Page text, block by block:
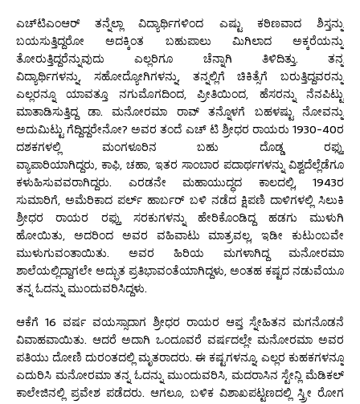
ಎಚ್‌ಟಿ‌ಎಂ‌ಆರ್ ತನ್ನೆಲ್ಲಾ ವಿದ್ಯಾರ್ಥಿಗಳಿಂದ ಎಷ್ಟು ಕಠಿಣವಾದ ಶಿಸ್ತನ್ನು
ಬಯಸುತ್ತಿದ್ದರೋ ಅದಕ್ಕಿಂತ ಬಹುಪಾಲು ಮಿಗಿಲಾದ ಅಕ್ಕರೆಯನ್ನು
ತೋರುತ್ತಿದ್ದರೆನ್ನುವುದು ಎಲ್ಲರಿಗೂ ಚೆನ್ನಾಗಿ ತಿಳಿದಿತ್ತು. ತನ್ನ
ವಿದ್ಯಾರ್ಥಿಗಳನ್ನು, ಸಹೋದ್ಯೋಗಿಗಳನ್ನು, ತನ್ನಲ್ಲಿಗೆ ಚಿಕಿತ್ಸೆಗೆ ಬರುತ್ತಿದ್ದವರನ್ನು
ಎಲ್ಲರನ್ನೂ ಯಾವತ್ತೂ ನಗುಮೊಗದಿಂದ, ಪ್ರೀತಿಯಿಂದ, ಹೆಸರನ್ನು ನೆನಪಿಟ್ಟು
ಮಾತಾಡಿಸುತ್ತಿದ್ದ ಡಾ. ಮನೋರಮಾ ರಾವ್ ತನ್ನೊಳಗೆ ಬಹಳಷ್ಟು ನೋವನ್ನು
ಅದುಮಿಟ್ಟು ಗೆದ್ದಿದ್ದರೇನೋ? ಅವರ ತಂದೆ ಎಚ್ ಟಿ ಶ್ರೀಧರ ರಾಯರು 1930-40ರ
ದಶಕಗಳಲ್ಲಿ ಮಂಗಳೂರಿನ ಬಹು ದೊಡ್ಡ ರಫ್ತು
ವ್ಯಾಪಾರಿಯಾಗಿದ್ದರು, ಕಾಫಿ, ಚಹಾ, ಇತರ ಸಾಂಬಾರ ಪದಾರ್ಥಗಳನ್ನು ವಿಶ್ವದೆಲ್ಲೆಡೆಗೂ
ಕಳುಹಿಸುವವರಾಗಿದ್ದರು. ಎರಡನೇ ಮಹಾಯುದ್ಧದ ಕಾಲದಲ್ಲಿ, 1943ರ
ಸುಮಾರಿಗೆ, ಅಮೆರಿಕಾದ ಪರ್ಲ್ ಹಾರ್ಬರ್ ಬಳಿ ನಡೆದ ಕ್ಷಿಪಣಿ ದಾಳಿಗಳಲ್ಲಿ ಸಿಲುಕಿ
ಶ್ರೀಧರ ರಾಯರ ರಫ್ತು ಸರಕುಗಳನ್ನು ಹೇರಿಕೊಂಡಿದ್ದ ಹಡಗು ಮುಳುಗಿ
ಹೋಯಿತು, ಅದರಿಂದ ಅವರ ವಹಿವಾಟು ಮಾತ್ರವಲ್ಲ, ಇಡೀ ಕುಟುಂಬವೇ
ಮುಳುಗುವಂತಾಯಿತು. ಅವರ ಹಿರಿಯ ಮಗಳಾಗಿದ್ದ ಮನೋರಮಾ
ಶಾಲೆಯಲ್ಲಿದ್ದಾಗಲೇ ಅದ್ಭುತ ಪ್ರತಿಭಾವಂತೆಯಾಗಿದ್ದಳು, ಅಂತಹ ಕಷ್ಟದ ನಡುವೆಯೂ
ತನ್ನ ಓದನ್ನು ಮುಂದುವರಿಸಿದ್ದಳು.
ಆಕೆಗೆ 16 ವರ್ಷ ವಯಸ್ಸಾದಾಗ ಶ್ರೀಧರ ರಾಯರ ಆಪ್ತ ಸ್ನೇಹಿತನ ಮಗನೊಡನೆ
ವಿವಾಹವಾಯಿತು. ಆದರೆ ಅದಾಗಿ ಒಂದೂವರೆ ವರ್ಷದಲ್ಲೇ ಮನೋರಮಾ ಅವರ
ಪತಿಯು ದೋಣಿ ದುರಂತದಲ್ಲಿ ಮೃತರಾದರು. ಈ ಕಷ್ಟಗಳನ್ನೂ, ಎಲ್ಲರ ಕುಹಕಗಳನ್ನೂ
ಎದುರಿಸಿ ಮನೋರಮಾ ತನ್ನ ಓದನ್ನು ಮುಂದುವರಿಸಿ, ಮದರಾಸಿನ ಸ್ಟೇನ್ಲಿ ಮೆಡಿಕಲ್
ಕಾಲೇಜಿನಲ್ಲಿ ಪ್ರವೇಶ ಪಡೆದರು. ಆಗಲೂ, ಬಳಿಕ ವಿಶಾಖಪಟ್ಟಣದಲ್ಲಿ ಸ್ತ್ರೀ ರೋಗ